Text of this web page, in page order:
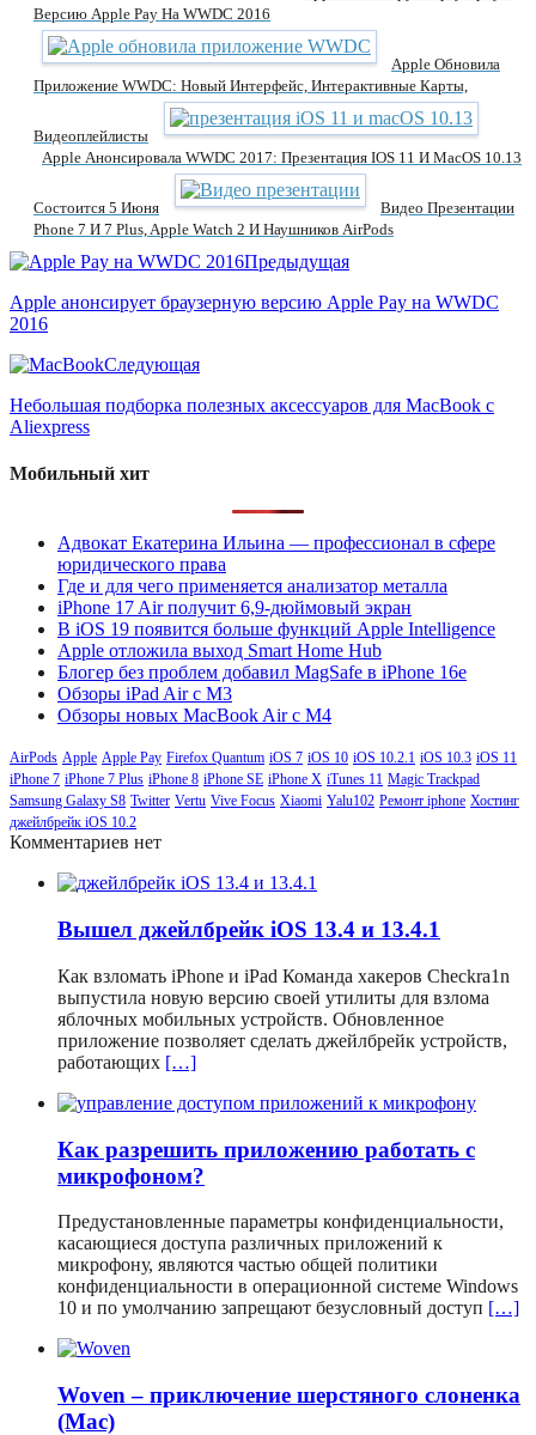
Версию Apple Pay На WWDC 2016
Apple Обновила
Приложение WWDC: Новый Интерфейс, Интерактивные Карты,
Видеоплейлисты
Apple Анонсировала WWDC 2017: Презентация IOS 11 И MacOS 10.13
Состоится 5 Июня
Видео Презентации
Phone 7 И 7 Plus, Apple Watch 2 И Наушников AirPods
Предыдущая
Apple анонсирует браузерную версию Apple Pay на WWDC
2016
Следующая
Небольшая подборка полезных аксессуаров для MacBook с
Aliexpress
Мобильный хит
Адвокат Екатерина Ильина — профессионал в сфере
юридического права
Где и для чего применяется анализатор металла
iPhone 17 Air получит 6,9-дюймовый экран
В iOS 19 появится больше функций Apple Intelligence
Apple отложила выход Smart Home Hub
Блогер без проблем добавил MagSafe в iPhone 16e
Обзоры iPad Air с M3
Обзоры новых MacBook Air с M4
AirPods Apple Apple Pay Firefox Quantum iOS 7 iOS 10 iOS 10.2.1 iOS 10.3 iOS 11
iPhone 7 iPhone 7 Plus iPhone 8 iPhone SE iPhone X iTunes 11 Magic Trackpad
Samsung Galaxy S8 Twitter Vertu Vive Focus Xiaomi Yalu102 Ремонт iphone Хостинг
джейлбрейк iOS 10.2
Комментариев нет
Вышел джейлбрейк iOS 13.4 и 13.4.1
Как взломать iPhone и iPad Команда хакеров Checkra1n
выпустила новую версию своей утилиты для взлома
яблочных мобильных устройств. Обновленное
приложение позволяет сделать джейлбрейк устройств,
работающих […]
Как разрешить приложению работать с
микрофоном?
Предустановленные параметры конфиденциальности,
касающиеся доступа различных приложений к
микрофону, являются частью общей политики
конфиденциальности в операционной системе Windows
10 и по умолчанию запрещают безусловный доступ […]
Woven – приключение шерстяного слоненка
(Mac)